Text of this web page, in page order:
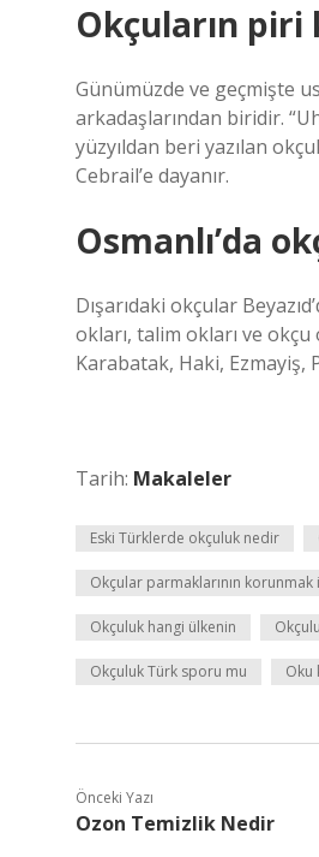
Okçuların piri
Günümüzde ve geçmişte
arkadaşlarından biridir.
yüzyıldan beri yazılan
Cebrail’e dayanır.
Osmanlı’da
Dışarıdaki okçular
okları, talim okları ve okçu
Karabatak, Haki, Ezmayiş,
Tarih: Makaleler
Eski Türklerde okçuluk nedir
Okçular parmaklarının
Okçuluk hangi ülkenin
Okçuluk Türk sporu mu Oku
Önceki Yazı
Ozon Temizlik Nedir